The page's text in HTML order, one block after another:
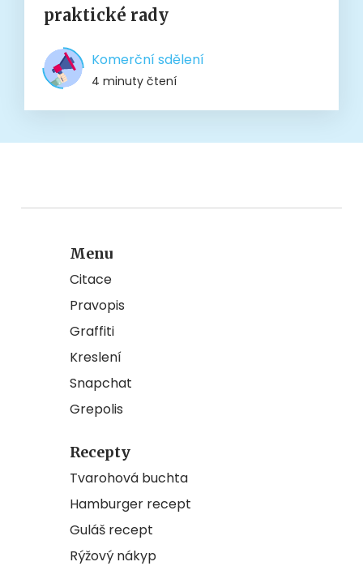
praktické rady
Komerční sdělení
4 minuty čtení
Menu
Citace
Pravopis
Graffiti
Kreslení
Snapchat
Grepolis
Recepty
Tvarohová buchta
Hamburger recept
Guláš recept
Rýžový nákyp